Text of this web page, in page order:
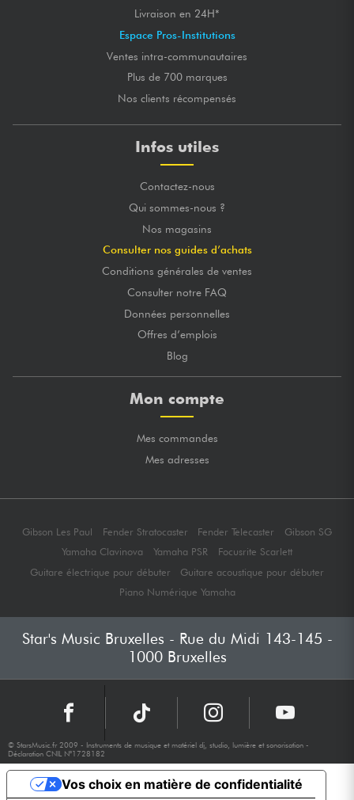
Livraison en 24H*
Espace Pros-Institutions
Ventes intra-communautaires
Plus de 700 marques
Nos clients récompensés
Infos utiles
Contactez-nous
Qui sommes-nous ?
Nos magasins
Consulter nos guides d’achats
Conditions générales de ventes
Consulter notre FAQ
Données personnelles
Offres d’emplois
Blog
Mon compte
Mes commandes
Mes adresses
Gibson Les Paul Fender Stratocaster Fender Telecaster
Gibson SG
Yamaha Clavinova
Yamaha PSR
Focusrite Scarlett
Guitare électrique pour débuter
Guitare acoustique pour débuter
Piano Numérique Yamaha
Star's Music Bruxelles - Rue du Midi 143-145 -
1000 Bruxelles
© StarsMusic.fr 2009 - Instruments de musique et matériel dj, studio, lumière et sonorisation -
Déclaration CNIL N°1728182
Vos choix en matière de confidentialité